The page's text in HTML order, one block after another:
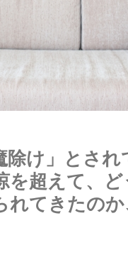
除け」とさ
を超えて、
れてきたの